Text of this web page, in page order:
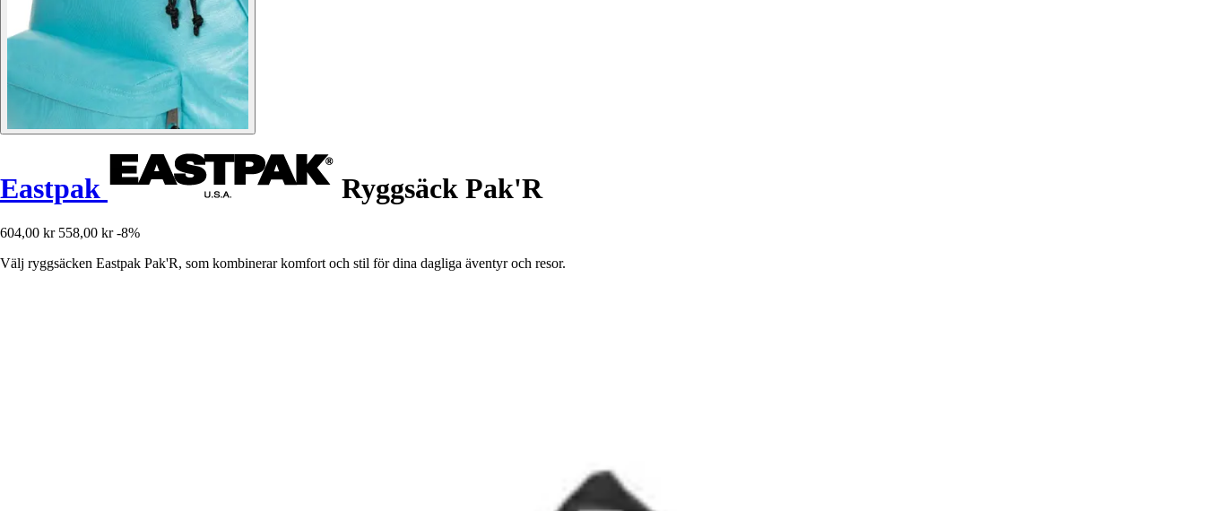
Eastpak Ryggsäck Pak'R
604,00 kr 558,00 kr -8%
Välj ryggsäcken Eastpak Pak'R, som kombinerar komfort och stil för dina dagliga äventyr och resor.